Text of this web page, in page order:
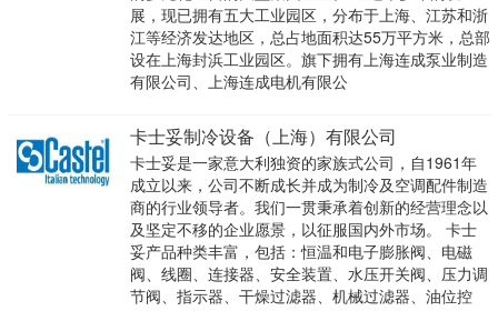
展，现已拥有五大工业园区，分布于上海、江苏和浙
江等经济发达地区，总占地面积达55万平方米，总部
设在上海封浜工业园区。旗下拥有上海连成泵业制造
有限公司、上海连成电机有限公
卡士妥制冷设备（上海）有限公司
卡士妥是一家意大利独资的家族式公司，自1961年
成立以来，公司不断成长并成为制冷及空调配件制造
商的行业领导者。我们一贯秉承着创新的经营理念以
及坚定不移的企业愿景，以征服国内外市场。 卡士
妥产品种类丰富，包括：恒温和电子膨胀阀、电磁
阀、线圈、连接器、安全装置、水压开关阀、压力调
节阀、指示器、干燥过滤器、机械过滤器、油位控